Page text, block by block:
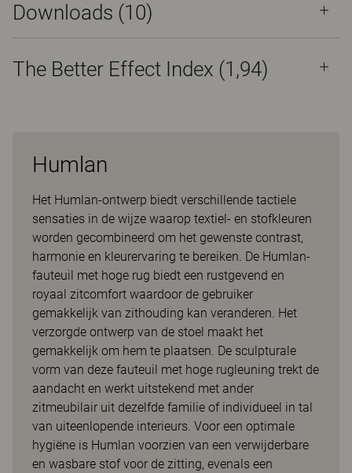
Downloads (10)
The Better Effect Index (1,94)
Humlan
Het Humlan-ontwerp biedt verschillende tactiele
sensaties in de wijze waarop textiel- en stofkleuren
worden gecombineerd om het gewenste contrast,
harmonie en kleurervaring te bereiken. De Humlan-
fauteuil met hoge rug biedt een rustgevend en
royaal zitcomfort waardoor de gebruiker
gemakkelijk van zithouding kan veranderen. Het
verzorgde ontwerp van de stoel maakt het
gemakkelijk om hem te plaatsen. De sculpturale
vorm van deze fauteuil met hoge rugleuning trekt de
aandacht en werkt uitstekend met ander
zitmeubilair uit dezelfde familie of individueel in tal
van uiteenlopende interieurs. Voor een optimale
hygiëne is Humlan voorzien van een verwijderbare
en wasbare stof voor de zitting, evenals een